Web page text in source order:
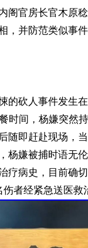
阁官房长官木原稔
，并防范类似事件
的砍人事件发生
时间，杨嫌突然
随即赶赴现场，
杨嫌被捕时语无
疗病史，目前确